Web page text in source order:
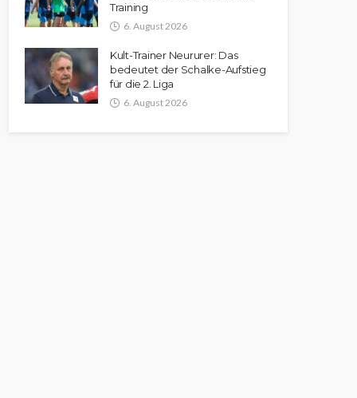
Training
6. August 2026
Kult-Trainer Neururer: Das
bedeutet der Schalke-Aufstieg
für die 2. Liga
6. August 2026